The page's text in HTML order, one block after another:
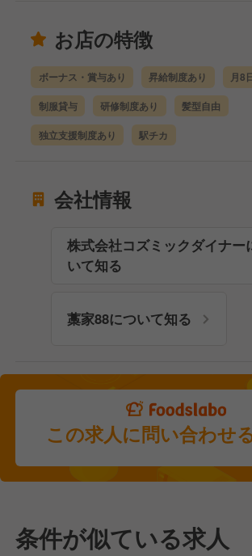
お店の特徴
ボーナス・賞与あり 昇給制度あり 月8
制服貸与 研修制度あり 髪型自由
独立支援制度あり 駅チカ
会社情報
株式会社コズミックダイナー
いて知る
藁家88について知る
この求人に問い合わせ
条件が似ている求人